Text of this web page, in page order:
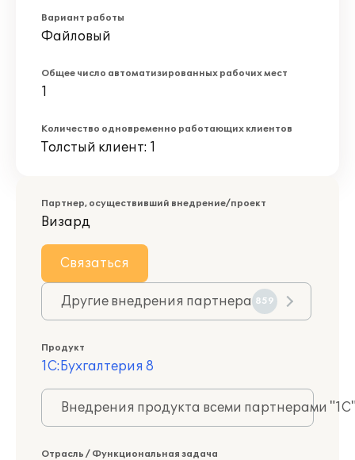
Вариант работы
Файловый
Общее число автоматизированных рабочих мест
1
Количество одновременно работающих клиентов
Толстый клиент: 1
Партнер, осуществивший внедрение/проект
Визард
Связаться
Другие внедрения партнера 859
Продукт
1С:Бухгалтерия 8
Внедрения продукта всеми партнерами
Отрасль / Функциональная задача